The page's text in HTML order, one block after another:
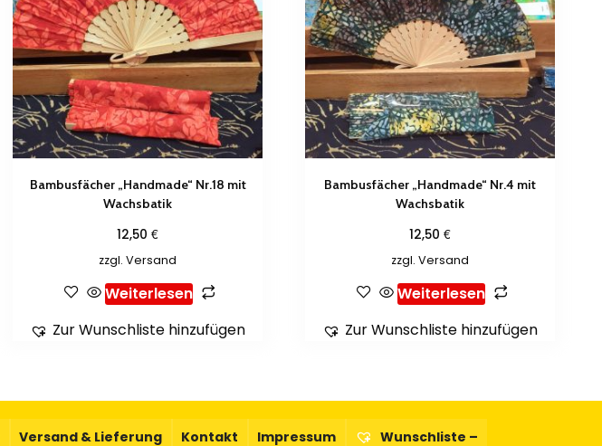
Bambusfächer „Handmade“ Nr.18 mit
Wachsbatik
12,50€
zzgl.Versand
Weiterlesen
Zur Wunschliste hinzufügen
Bambusfächer „Handmade“ Nr.4 mit
Wachsbatik
12,50€
zzgl.Versand
Weiterlesen
Zur Wunschliste hinzufügen
Versand & Lieferung Kontakt Impressum Wunschliste –